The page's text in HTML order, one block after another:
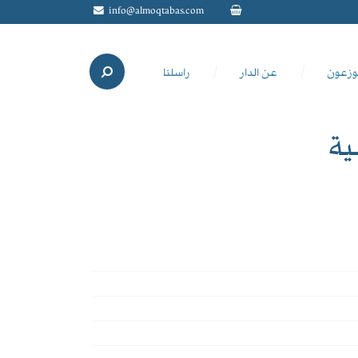
info@almoqtabas.com
عن الدار راسلنا